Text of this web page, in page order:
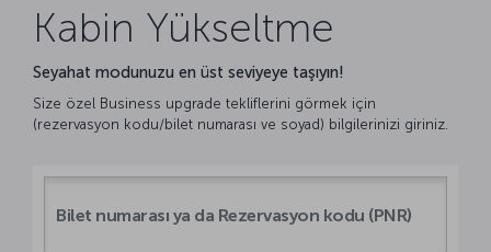
Kabin Yükseltme
Seyahat modunuzu en üst seviyeye taşıyın!
Size özel Business upgrade tekliflerini görmek için
(rezervasyon kodu/bilet numarası ve soyad) bilgilerinizi giriniz.